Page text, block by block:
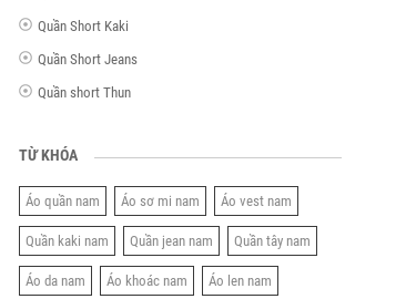
Quần Short Kaki
Quần Short Jeans
Quần short Thun
TỪ KHÓA
Áo quần nam Áo sơ mi nam Áo vest nam
Quần kaki nam Quần jean nam Quần tây nam
Áo da nam Áo khoác nam Áo len nam